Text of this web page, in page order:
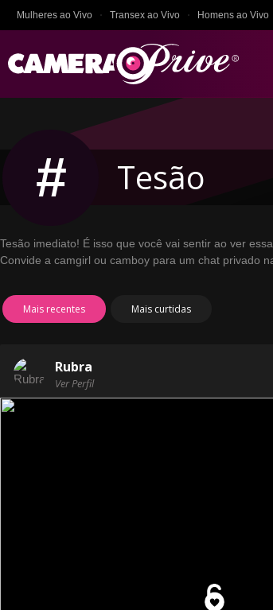
Mulheres ao Vivo Transex ao Vivo Homens ao Vivo
# Tesão
Tesão imediato! É isso que você vai sentir ao ver
Convide a camgirl ou camboy para um chat privado
Mais recentes Mais curtidas
Rubra
Ver Perfil